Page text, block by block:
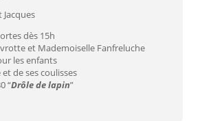
Jacques
dès 15h
et Mademoiselle Fanfreluche
les enfants
de ses coulisses
“Drôle de lapin”